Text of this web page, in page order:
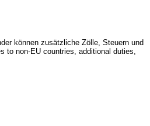
können zusätzliche Zölle, Steuern und
to non-EU countries, additional duties,